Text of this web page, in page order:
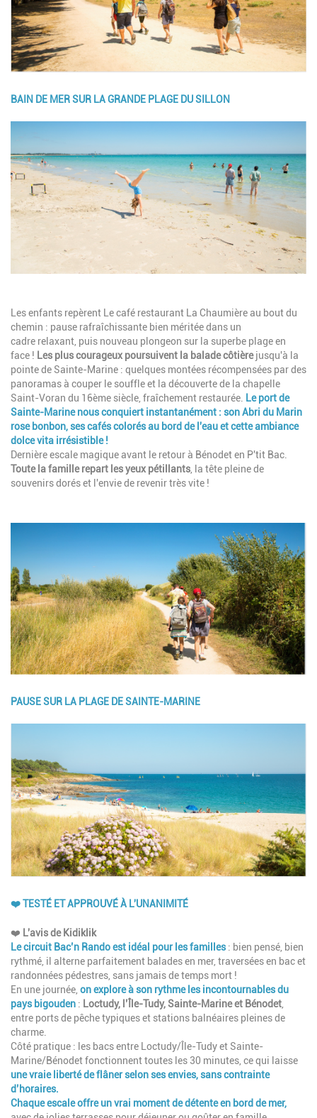
BAIN DE MER SUR LA GRANDE PLAGE DU SILLON
Description
Les enfants repèrent Le café restaurant La Chaumière au bout du
chemin : pause rafraîchissante bien méritée dans un
cadre relaxant, puis nouveau plongeon sur la superbe plage en
face ! Les plus courageux poursuivent la balade côtièrejusqu'à la
pointe de Sainte-Marine : quelques montées récompensées par des
panoramas à couper le souffle et la découverte de la chapelle
Saint-Voran du 16ème siècle, fraîchement restaurée.
Le port de
Sainte-Marine nous conquiert instantanément : son Abri du Marin
rose bonbon, ses cafés colorés au bord de l'eau et cette ambiance
dolce vita irrésistible !
Dernière escale magique avant le retour à Bénodet en P'tit Bac.
Toute la famille repart les yeux pétillants , la tête pleine de
souvenirs dorés et l'envie de revenir très vite !
PAUSE SUR LA PLAGE DE SAINTE-MARINE
❤️ TESTÉ ET APPROUVÉ À L'UNANIMITÉ
Description
❤️ L'avis de Kidiklik
Le circuit Bac’n Randoest idéal pour les familles: bien pensé, bien
rythmé, il alterne parfaitement balades en mer, traversées en bac et
randonnées pédestres, sans jamais de temps mort !
En une journée, on explore à son rythme les incontournables du
pays bigouden : Loctudy, l’Île-Tudy, Sainte-Marine et Bénodet
entre ports de pêche typiques et stations balnéaires pleines de
charme.
Côté pratique : les bacs entre Loctudy/Île-Tudy et Sainte-
Marine/Bénodet fonctionnent toutes les 30 minutes, ce qui laisse
une vraie liberté de flâner selon ses envies, sans contrainte
d’horaires.
Chaque escale offre un vrai moment de détente en bord de mer,